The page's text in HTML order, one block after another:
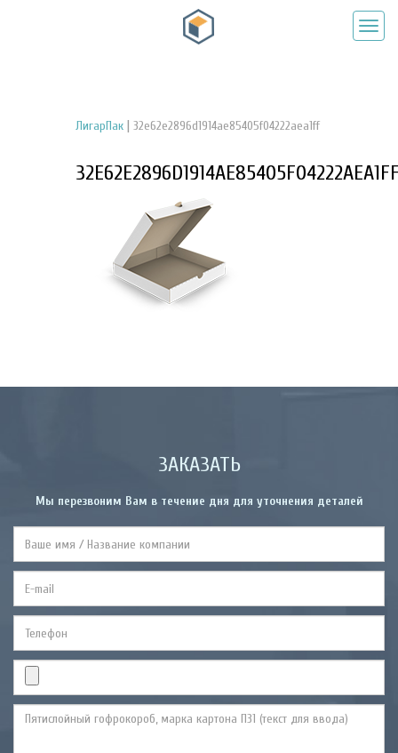
ЛигарПак | 32e62e2896d1914ae85405f04222aea1ff
ЗАКАЗАТЬ
Мы перезвоним Вам в течение дня для уточнения деталей